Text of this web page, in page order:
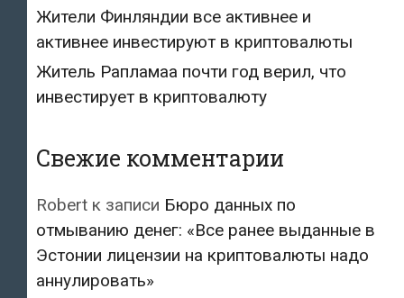
Жители Финляндии все активнее и
активнее инвестируют в криптовалюты
Житель Рапламаа почти год верил, что
инвестирует в криптовалюту
Свежие комментарии
Robert к записи Бюро данных по
отмыванию денег: «Все ранее выданные в
Эстонии лицензии на криптовалюты надо
аннулировать»